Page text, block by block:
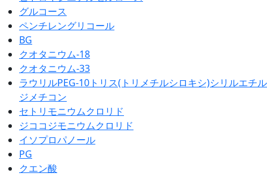
グルコース
ペンチレングリコール
BG
クオタニウム-18
クオタニウム-33
ラウリルPEG-10トリス(トリメチルシロキシ)シリルエチル
ジメチコン
セトリモニウムクロリド
ジココジモニウムクロリド
イソプロパノール
PG
クエン酸